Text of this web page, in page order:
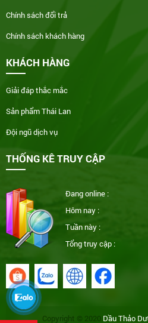
Chính sách đổi trả
Chính sách khách hàng
KHÁCH HÀNG
Giải đáp thắc mắc
Sản phẩm Thái Lan
Đội ngũ dịch vụ
THỐNG KÊ TRUY CẬP
Đang online :
Hôm nay :
Tuần này :
Tổng truy cập :
Copyright © 2020 Dầu Thảo